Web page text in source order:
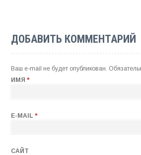
ДОБАВИТЬ КОММЕНТАРИЙ
Ваш e-mail не будет опубликован.
ИМЯ*
E-MAIL*
САЙТ